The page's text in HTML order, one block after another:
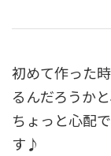
初めて作った
るんだろうかと
ちょっと心配
す♪